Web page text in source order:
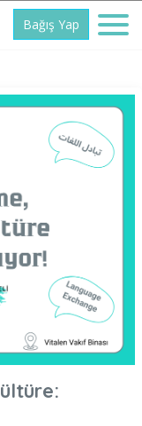
Bağış Yap